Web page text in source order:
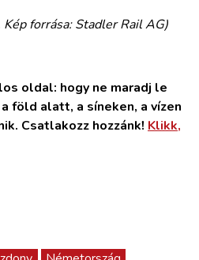
forrása: Stadler Rail AG)
oldal: hogy ne maradj le
föld alatt, a síneken, a vízen
Csatlakozz hozzánk! Klikk,